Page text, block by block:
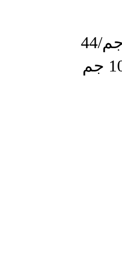
ورق نقل حراري رقمي 30 جم/33 جم/44
جم/50 جم/60 جم/70 جم/90 جم/100 جم